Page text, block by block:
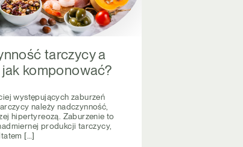
tarczycy a
komponować?
występujących zaburzeń
należy nadczynność,
hipertyreozą. Zaburzenie to
produkcji tarczycy,
[…]